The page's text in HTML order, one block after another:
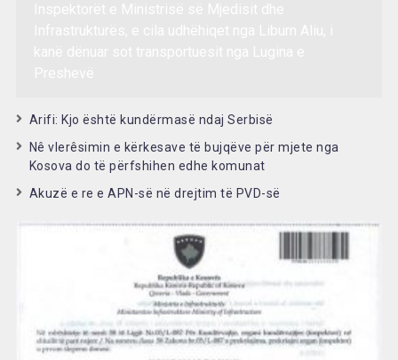
Arifi: Kjo është kundërmasë ndaj Serbisë
Nê vlerêsimin e kërkesave të bujqëve për mjete nga
Kosova do të përfshihen edhe komunat
Akuzë e re e APN-së në drejtim të PVD-së